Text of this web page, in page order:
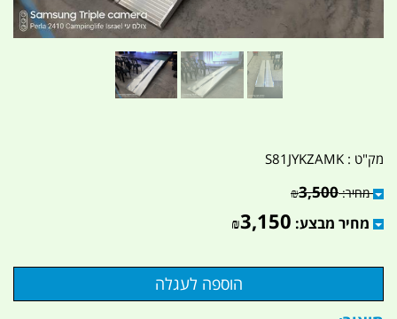
מק"ט : S81JYKZAMK
מחיר: ₪3,500
מחיר מבצע: ₪3,150